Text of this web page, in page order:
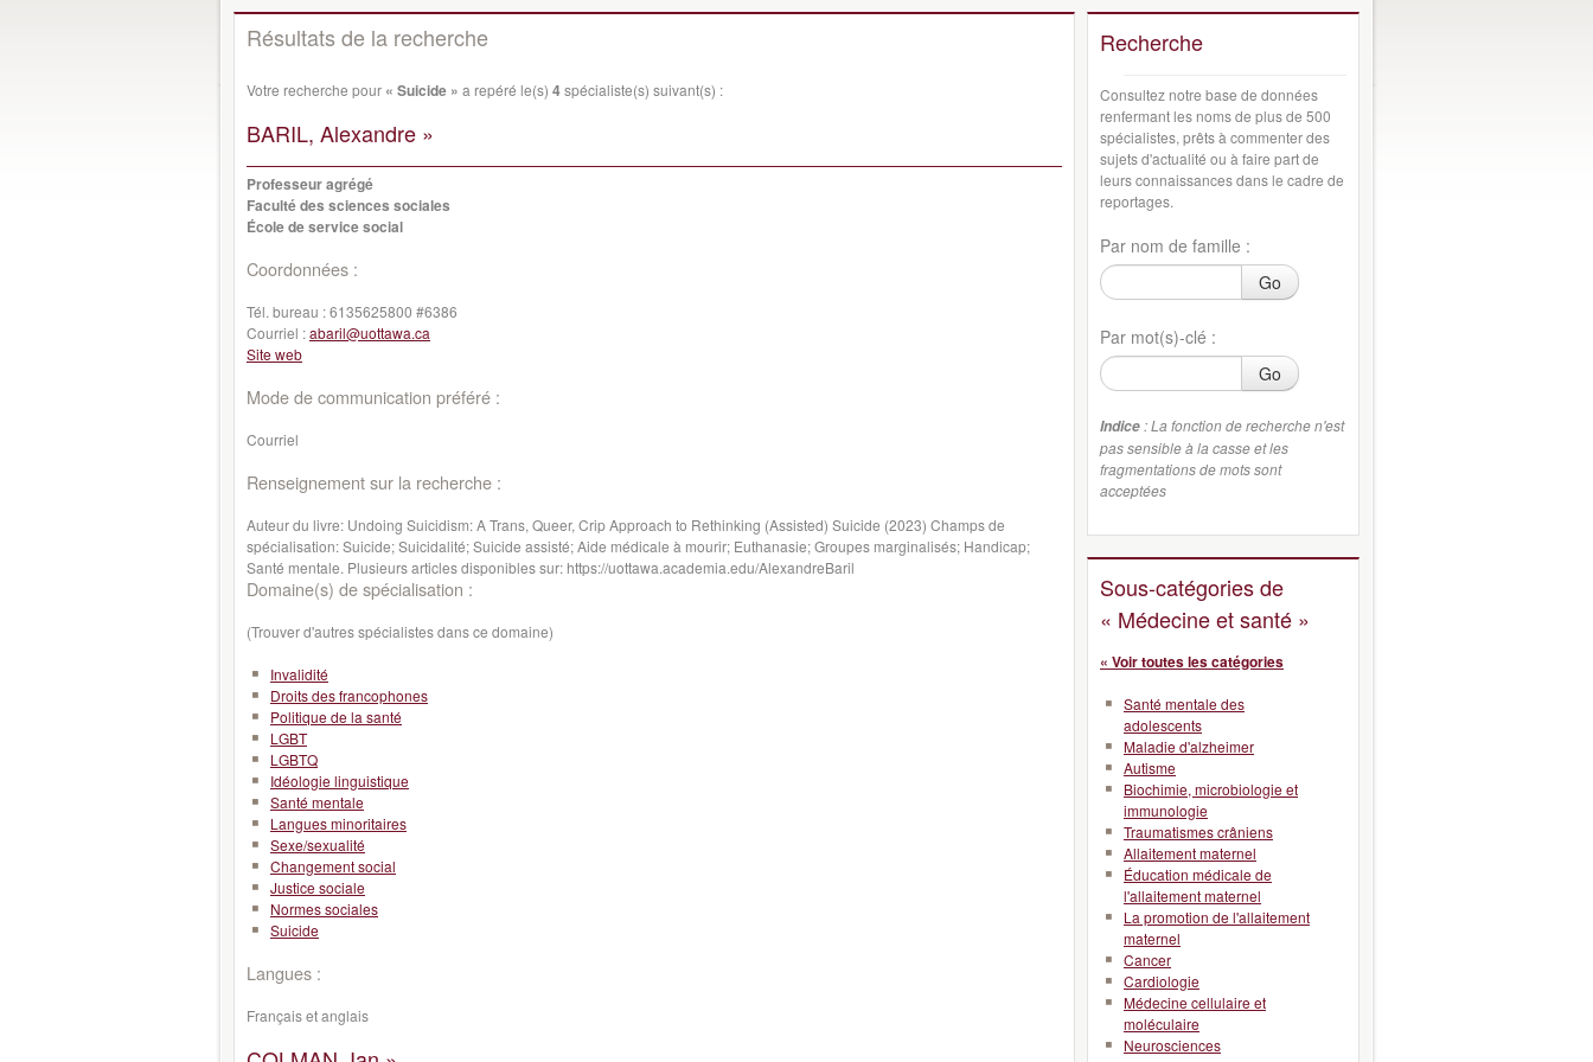
Résultats de la recherche
Votre recherche pour « Suicide » a repéré le(s) 4spécialiste(s) suivant(s) :
BARIL, Alexandre »
Professeur agrégé
Faculté des sciences sociales
École de service social
Coordonnées :
Tél. bureau :6135625800 #6386
Courriel :abaril@uottawa.ca
Site web
Mode de communication préféré :
Courriel
Renseignement sur la recherche :
Auteur du livre: Undoing Suicidism: A Trans, Queer, Crip Approach to Rethinking (Assisted) Suicide (2023) Champs de
spécialisation: Suicide; Suicidalité; Suicide assisté; Aide médicale à mourir; Euthanasie; Groupes marginalisés; Handicap;
Santé mentale. Plusieurs articles disponibles sur: https://uottawa.academia.edu/AlexandreBaril
Domaine(s) de spécialisation :
(Trouver d'autres spécialistes dans ce domaine)
Invalidité
Droits des francophones
Politique de la santé
LGBT
LGBTQ
Idéologie linguistique
Santé mentale
Langues minoritaires
Sexe/sexualité
Changement social
Justice sociale
Normes sociales
Suicide
Langues :
Français et anglais
Recherche
Consultez notre base de données
renfermant les noms de plus de 500
spécialistes, prêts à commenter des
sujets d'actualité ou à faire part de
leurs connaissances dans le cadre de
reportages.
Par nom de famille :
Go
Par mot(s)-clé :
Go
Indice : La fonction de recherche n'est
pas sensible à la casse et les
fragmentations de mots sont
acceptées
Sous-catégories de
« Médecine et santé »
« Voir toutes les catégories
Santé mentale des
adolescents
Maladie d'alzheimer
Autisme
Biochimie, microbiologie et
immunologie
Traumatismes crâniens
Allaitement maternel
Éducation médicale de
l'allaitement maternel
La promotion de l'allaitement
maternel
Cancer
Cardiologie
Médecine cellulaire et
moléculaire
Neurosciences